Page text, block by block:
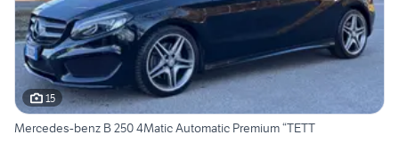
15
Mercedes-benz B 250 4Matic Automatic Premium “TETT